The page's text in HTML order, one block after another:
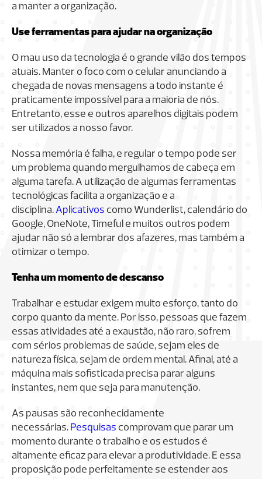
a manter a organização.
Use ferramentas para ajudar na organização
O mau uso da tecnologia é o grande vilão dos tempos
atuais. Manter o foco com o celular anunciando a
chegada de novas mensagens a todo instante é
praticamente impossível para a maioria de nós.
Entretanto, esse e outros aparelhos digitais podem
ser utilizados a nosso favor.
Nossa memória é falha, e regular o tempo pode ser
um problema quando mergulhamos de cabeça em
alguma tarefa. A utilização de algumas ferramentas
tecnológicas facilita a organização e a
disciplina.Aplicativos como Wunderlist, calendário do
Google, OneNote, Timeful e muitos outros podem
ajudar não só a lembrar dos afazeres, mas também a
otimizar o tempo.
Tenha um momento de descanso
Trabalhar e estudar exigem muito esforço, tanto do
corpo quanto da mente. Por isso, pessoas que fazem
essas atividades até a exaustão, não raro, sofrem
com sérios problemas de saúde, sejam eles de
natureza física, sejam de ordem mental. Afinal, até a
máquina mais sofisticada precisa parar alguns
instantes, nem que seja para manutenção.
As pausas são reconhecidamente
necessárias. Pesquisas comprovam que parar um
momento durante o trabalho e os estudos é
altamente eficaz para elevar a produtividade. E essa
proposição pode perfeitamente se estender aos